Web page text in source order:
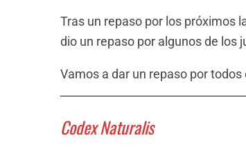
Tras un repaso por los próximos
dio un repaso por algunos de los
Vamos a dar un repaso por todos
Codex Naturalis